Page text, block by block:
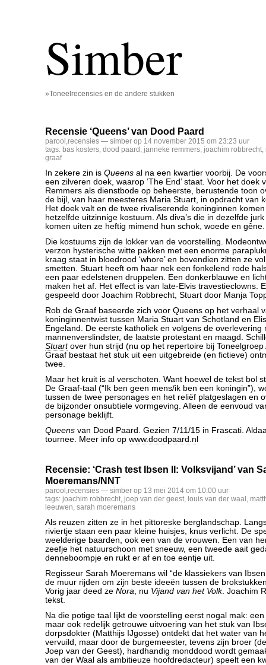
Simber
»Toneelrecensies en de andere stukken
Recensie ‘Queens’ van Dood Paard
parool ,recensies — simber op 14 november 2015 om 23:23 uur
tags: bas kosters, dood paard , janneke remmers, joachim robbrecht,
graaf
In zekere zin is Queens al na een kwartier voorbij. De
een zilveren doek, waarop ‘The End’ staat. Voor het doek
Remmers als dienstbode op beheerste, berustende toon
de bijl, van haar meesteres Maria Stuart, in opdracht van
Het doek valt en de twee rivaliserende koninginnen
hetzelfde uitzinnige kostuum. Als diva’s die in dezelfde
komen uiten ze heftig mimend hun schok, woede en gêne.
Die kostuums zijn de lokker van de voorstelling.
verzon hysterische witte pakken met een enorme
kraag staat in bloedrood ‘whore’ en bovendien zitten ze
smetten. Stuart heeft om haar nek een fonkelend rode
een paar edelstenen druppelen. Een donkerblauwe en
maken het af. Het effect is van late-Elvis travestieclowns.
gespeeld door Joachim Robbrecht, Stuart door Manja
Rob de Graaf baseerde zich voor Queens op het verhaal
koninginnentwist tussen Maria Stuart van Schotland en
Engeland. De eerste katholiek en volgens de overlevering
mannenverslindster, de laatste protestant en maagd.
Stuartover hun strijd (nu op het repertoire bij Toneelgroep
Graaf bestaat het stuk uit een uitgebreide (en fictieve)
twee.
Maar het kruit is al verschoten. Want hoewel de tekst bol
De Graaf-taal (“Ik ben geen mens/ik ben een koningin”),
tussen de twee personages en het reliëf platgeslagen en
de bijzonder onsubtiele vormgeving. Alleen de eenvoud
personage beklijft.
Queens van Dood Paard. Gezien 7/11/15 in Frascati.
tournee. Meer info op www.doodpaard.nl
Recensie: ‘Crash test Ibsen II: Volksvijand’ van
Moeremans/NNT
parool ,recensies — simber op 13 mei 2014 om 10:00 uur
tags: joachim robbrecht, joep van der geest, louis van der waal ,
leeuwen, sarah moeremans
Als reuzen zitten ze in het pittoreske berglandschap.
riviertje staan een paar kleine huisjes, knus verlicht. De
weelderige baarden, ook een van de vrouwen. Een van
zeefje het natuurschoon met sneeuw, een tweede aait
denneboompje en rukt er af en toe eentje uit.
Regisseur Sarah Moeremans wil “de klassiekers van
de muur rijden om zijn beste ideeën tussen de
Vorig jaar deed ze Nora, nu Vijand van het Volk. Joachim
tekst.
Na die potige taal lijkt de voorstelling eerst nogal mak:
maar ook redelijk getrouwe uitvoering van het stuk van
dorpsdokter (Matthijs IJgosse) ontdekt dat het water van
vervuild, maar door de burgemeester, tevens zijn broer
Joep van der Geest), hardhandig monddood wordt
van der Waal als ambitieuze hoofdredacteur) speelt een